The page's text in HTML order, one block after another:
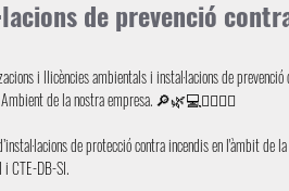
de prevenció
i llicències ambientals i instal·lacions de
de la nostra empresa. 🔎🌿💻👷‍♂️👷‍♀️
de protecció contra incendis en l'àmbit
CTE-DB-SI.